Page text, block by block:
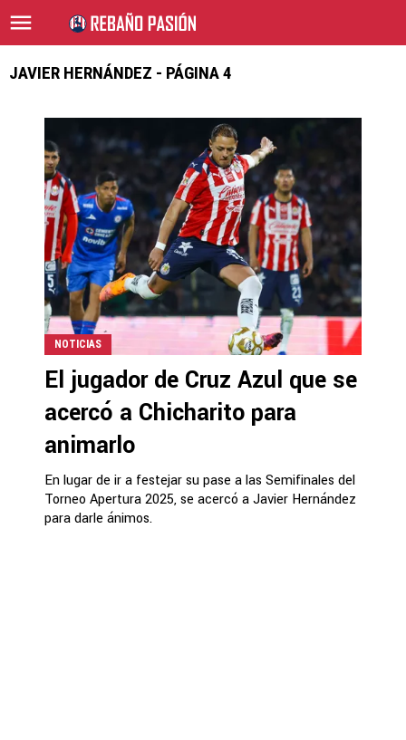
JAVIER HERNÁNDEZ - PÁGINA 4
NOTICIAS
El jugador de Cruz Azul que se
acercó a Chicharito para
animarlo
En lugar de ir a festejar su pase a las Semifinales del
Torneo Apertura 2025, se acercó a Javier Hernández
para darle ánimos.